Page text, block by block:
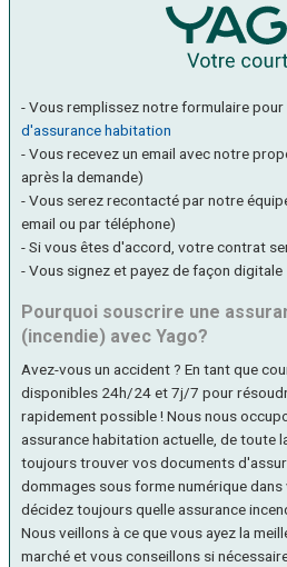
- Vous remplissez notre formulaire pour
d'assurance habitation
- Vous recevez un email avec notre
après la demande)
- Vous serez recontacté par notre
email ou par téléphone)
- Si vous êtes d'accord, votre contrat
- Vous signez et payez de façon digitale
Pourquoi souscrire une
(incendie) avec Yago?
Avez-vous un accident ? En tant que
disponibles 24h/24 et 7j/7 pour
rapidement possible ! Nous nous
assurance habitation actuelle, de toute
toujours trouver vos documents
dommages sous forme numérique
décidez toujours quelle assurance
Nous veillons à ce que vous ayez la
marché et vous conseillons si